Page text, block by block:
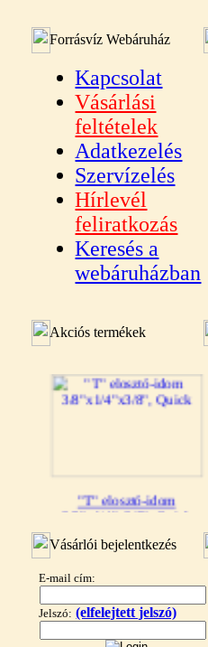
Forrásvíz Webáruház
Kapcsolat
Vásárlási
feltételek
Adatkezelés
Szervízelés
Hírlevél
feliratkozás
Keresés a
webáruházban
Akciós termékek
"T" elosztó-idom
3/8"x1/4"x3/8", Quick
360,-Ft
Vásárlói bejelentkezés
E-mail cím:
Jelszó: (elfelejtett jelszó)